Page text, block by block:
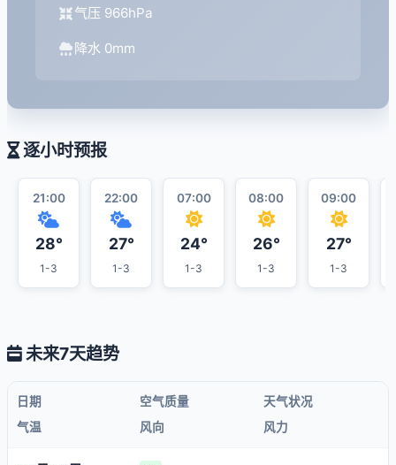
气压 966hPa
降水 0mm
逐小时预报
21:00
28°
1-3
22:00
27°
1-3
07:00
24°
1-3
08:00
26°
1-3
09:00
27°
1-3
未来7天趋势
日期 空气质量
天气状况
气温
风向 风力